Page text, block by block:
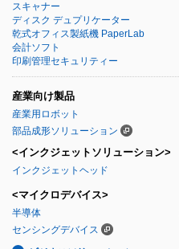
スキャナー
ディスク デュプリケーター
乾式オフィス製紙機 PaperLab
会計ソフト
印刷管理セキュリティー
産業向け製品
産業用ロボット
部品成形ソリューション
<インクジェットソリューション>
インクジェットヘッド
<マイクロデバイス>
半導体
センシングデバイス